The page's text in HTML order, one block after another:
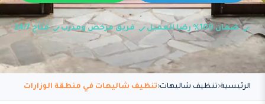
ضمان 100% رضا العميل فريق مرخص ومدرب متاح 24/7
الرئيسية تنظيف شاليهات تنظيف شاليهات في منطقة الوزارات